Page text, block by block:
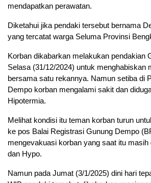
mendapatkan perawatan.
Diketahui jika pendaki tersebut bernama
yang tercatat warga Seluma Provinsi
Korban dikabarkan melakukan pendakian
Selasa (31/12/2024) untuk menghabiskan
bersama satu rekannya. Namun setiba di
Dempo korban mengalami sakit dan
Hipotermia.
Melihat kondisi itu teman korban turun
ke pos Balai Registrasi Gunung Dempo
mengevakuasi korban yang saat itu
dan Hypo.
Namun pada Jumat (3/1/2025) dini hari